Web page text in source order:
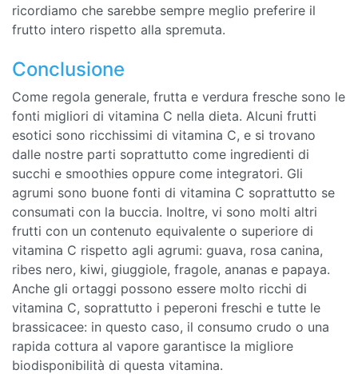
ricordiamo che sarebbe sempre meglio preferire il
frutto intero rispetto alla spremuta.
Conclusione
Come regola generale, frutta e verdura fresche sono le
fonti migliori di vitamina C nella dieta. Alcuni frutti
esotici sono ricchissimi di vitamina C, e si trovano
dalle nostre parti soprattutto come ingredienti di
succhi e smoothies oppure come integratori. Gli
agrumi sono buone fonti di vitamina C soprattutto se
consumati con la buccia. Inoltre, vi sono molti altri
frutti con un contenuto equivalente o superiore di
vitamina C rispetto agli agrumi: guava, rosa canina,
ribes nero, kiwi, giuggiole, fragole, ananas e papaya.
Anche gli ortaggi possono essere molto ricchi di
vitamina C, soprattutto i peperoni freschi e tutte le
brassicacee: in questo caso, il consumo crudo o una
rapida cottura al vapore garantisce la migliore
biodisponibilità di questa vitamina.